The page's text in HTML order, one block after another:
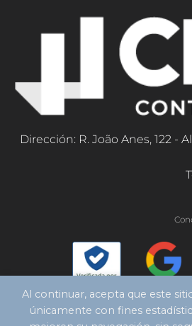
Dirección: R. João Anes, 122 -
Al continuar, acepta que este
únicamente con fines